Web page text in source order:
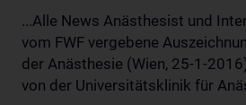
...Alle News Anästhesist und
vom FWF vergebene
der Anästhesie (Wien, 25-1-
von der Universitätsklinik für